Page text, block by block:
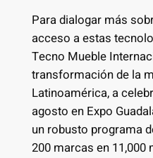
Para dialogar más
acceso a estas
Tecno Mueble
transformación de la
Latinoamérica, a
agosto en Expo
un robusto programa
200 marcas en 11,000